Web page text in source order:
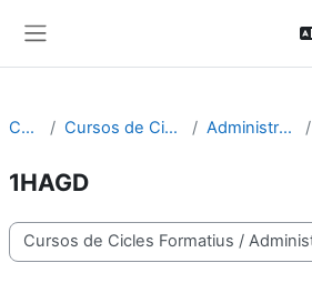
Cursos Cursos de Cicles Formatius Administració i gestió
1HAGD
Categories de cursos